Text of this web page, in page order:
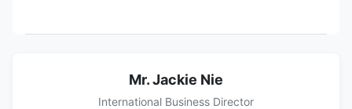
Mr. Jackie Nie
International Business Director